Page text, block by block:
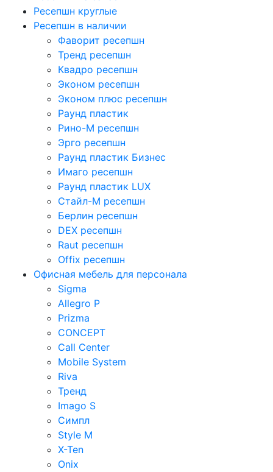
Ресепшн круглые
Ресепшн в наличии
Фаворит ресепшн
Тренд ресепшн
Квадро ресепшн
Эконом ресепшн
Эконом плюс ресепшн
Раунд пластик
Рино-М ресепшн
Эрго ресепшн
Раунд пластик Бизнес
Имаго ресепшн
Раунд пластик LUX
Стайл-М ресепшн
Берлин ресепшн
DEX ресепшн
Raut ресепшн
Offix ресепшн
Офисная мебель для персонала
Sigma
Allegro P
Prizma
CONCEPT
Call Center
Mobile System
Riva
Тренд
Imago S
Симпл
Style M
X-Ten
Onix